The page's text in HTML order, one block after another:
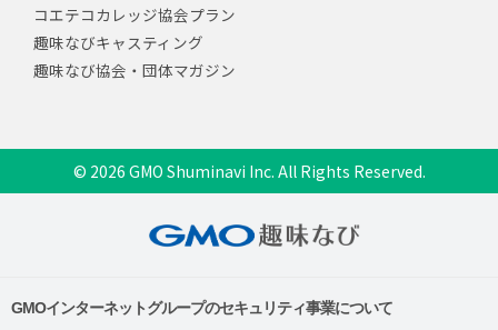
コエテコカレッジ協会プラン
趣味なびキャスティング
趣味なび協会・団体マガジン
© 2026 GMO Shuminavi Inc. All Rights Reserved.